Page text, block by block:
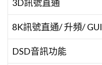
3D訊號直通
8K訊號直通/ 升頻/ GUI
DSD音訊功能